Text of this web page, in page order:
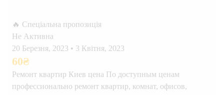
🔥 Спеціальна пропозиція
Не Активна
20 Березня, 2023 • 3 Квітня, 2023
60₴
Ремонт квартир Киев цена По доступным ценам
профессионально ремонт квартир, комнат, офисов,